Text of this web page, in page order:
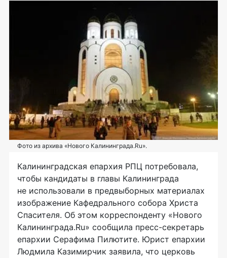
Фото из архива «Нового Калининграда.Ru».
Калининградская епархия РПЦ потребовала,
чтобы кандидаты в главы Калининграда
не использовали в предвыборных материалах
изображение Кафедрального собора Христа
Спасителя. Об этом корреспонденту «Нового
Калининграда.Ru» сообщила пресс-секретарь
епархии Серафима Пилютите. Юрист епархии
Людмила Казимирчик заявила, что церковь